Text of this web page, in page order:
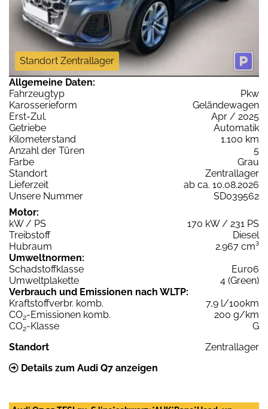
Standort Zentrallager
Allgemeine Daten:
Fahrzeugtyp
Pkw
Karosserieform
Geländewagen
Erst-Zul.
Apr / 2025
Getriebe
Automatik
Kilometerstand
1.100 km
Anzahl der Türen
5
Farbe
Grau
Standort
Zentrallager
Lieferzeit
ab ca. 10.08.2026
Unsere Nummer
SD039562
Motor:
kW / PS
170 kW / 231 PS
Treibstoff
Diesel
Hubraum
2.967 cm³
Umweltnormen:
Schadstoffklasse
Euro6
Umweltplakette
4 (Green)
Verbrauch und Emissionen nach WLTP:
Kraftstoffverbr. komb.
7,9 l/100km
CO2-Emissionen komb.
200 g/km
CO2-Klasse
G
Standort
Zentrallager
Details zum Audi Q7 anzeigen